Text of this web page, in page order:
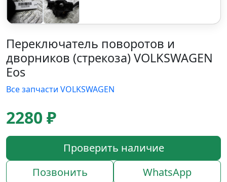
Переключатель поворотов и
дворников (стрекоза) VOLKSWAGEN
Eos
Все запчасти VOLKSWAGEN
2280 ₽
Проверить наличие
Позвонить
WhatsApp